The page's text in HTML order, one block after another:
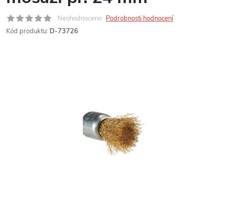
Neohodnoceno Podrobnosti hodnocení
Kód produktu: D-73726